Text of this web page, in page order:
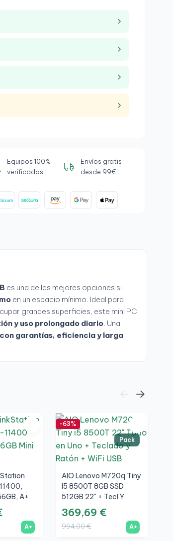
Equipos 100%
verificados
Envíos gratis
desde 99€
es una de las mejores opciones si
en un espacio mínimo. Ideal para
grandes superficies, este mini PC
y uso prolongado diario. Una
garantías, eficiencia y larga
A+
A+
Pack
-63%
AIO Lenovo M720q Tiny
I5 8500T 8GB SSD
512GB 22" + Tecl Y
Ratón Inalámbrico +
WiFi
369,69 €
994,00 € A+